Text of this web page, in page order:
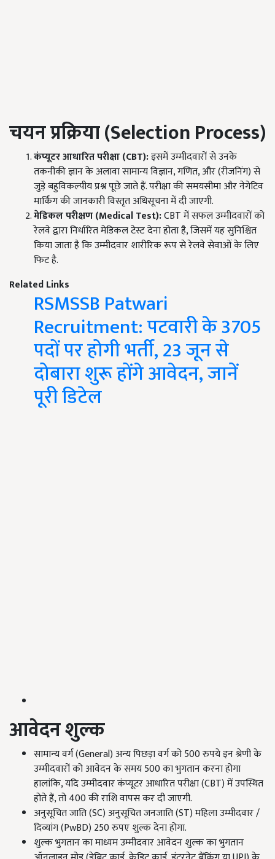
चयन प्रक्रिया (Selection Process)
कंप्यूटर आधारित परीक्षा (CBT):इसमें उम्मीदवारों से उनके
तकनीकी ज्ञान के अलावा सामान्य विज्ञान, गणित, और (रीजनिंग) से
जुड़े बहुविकल्पीय प्रश्न पूछे जाते हैं. परीक्षा की समयसीमा और नेगेटिव
मार्किंग की जानकारी विस्तृत अधिसूचना में दी जाएगी.
मेडिकल परीक्षण (Medical Test):CBT में सफल उम्मीदवारों को
रेलवे द्वारा निर्धारित मेडिकल टेस्ट देना होता है, जिसमें यह सुनिश्चित
किया जाता है कि उम्मीदवार शारीरिक रूप से रेलवे सेवाओं के लिए
फिट है.
Related Links
RSMSSB Patwari
Recruitment: पटवारी के 3705
पदों पर होगी भर्ती, 23 जून से
दोबारा शुरू होंगे आवेदन, जानें
पूरी डिटेल
आवेदन शुल्क
सामान्य वर्ग (General) अन्य पिछड़ा वर्ग को 500 रुपये इन श्रेणी के
उम्मीदवारों को आवेदन के समय 500 का भुगतान करना होगा
हालांकि, यदि उम्मीदवार कंप्यूटर आधारित परीक्षा (CBT) में उपस्थित
होते हैं, तो 400 की राशि वापस कर दी जाएगी.
अनुसूचित जाति (SC) अनुसूचित जनजाति (ST) महिला उम्मीदवार /
दिव्यांग (PwBD) 250 रुपए शुल्क देना होगा.
शुल्क भुगतान का माध्यम उम्मीदवार आवेदन शुल्क का भुगतान